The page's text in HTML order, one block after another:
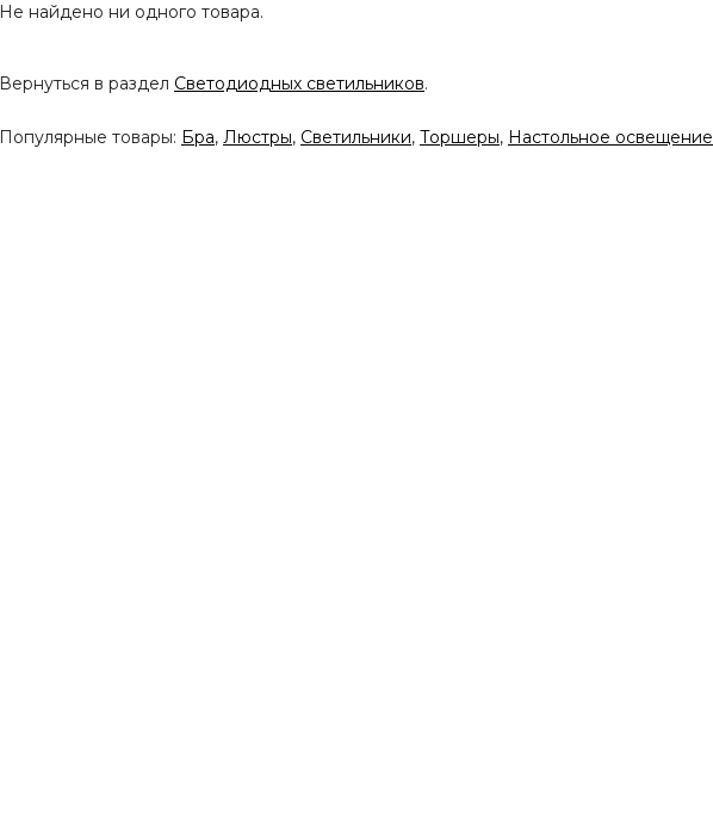
Не найдено ни одного товара.
Вернуться в раздел Светодиодных светильников.
Популярные товары: Бра, Люстры, Светильники, Торшеры, Настольное освещение